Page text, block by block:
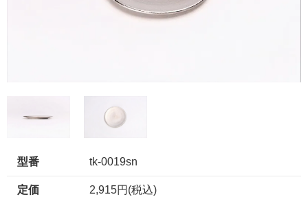
型番 tk-0019sn
定価 2,915円(税込)